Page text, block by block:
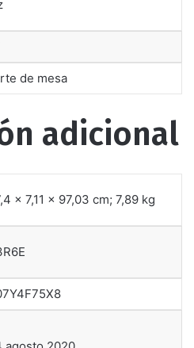
de mesa
adicional
x 7,11 x 97,03 cm; 7,89 kg